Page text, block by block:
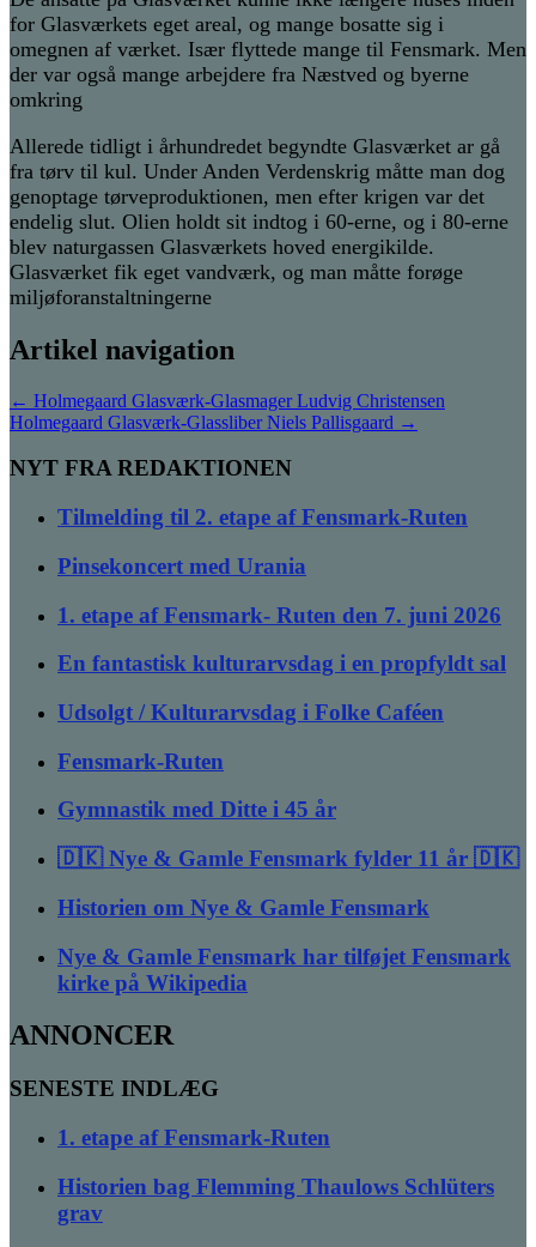
for Glasværkets eget areal, og mange bosatte sig i
omegnen af værket. Især flyttede mange til Fensmark. Men
der var også mange arbejdere fra Næstved og byerne
omkring
Allerede tidligt i århundredet begyndte Glasværket ar gå
fra tørv til kul. Under Anden Verdenskrig måtte man dog
genoptage tørveproduktionen, men efter krigen var det
endelig slut. Olien holdt sit indtog i 60-erne, og i 80-erne
blev naturgassen Glasværkets hoved energikilde.
Glasværket fik eget vandværk, og man måtte forøge
miljøforanstaltningerne
Artikel navigation
← Holmegaard Glasværk-Glasmager Ludvig Christensen
Holmegaard Glasværk-Glassliber Niels Pallisgaard →
NYT FRA REDAKTIONEN
Tilmelding til 2. etape af Fensmark-Ruten
Pinsekoncert med Urania
1. etape af Fensmark- Ruten den 7. juni 2026
En fantastisk kulturarvsdag i en propfyldt sal
Udsolgt / Kulturarvsdag i Folke Caféen
Fensmark-Ruten
Gymnastik med Ditte i 45 år
🇩🇰 Nye & Gamle Fensmark fylder 11 år 🇩🇰
Historien om Nye & Gamle Fensmark
Nye & Gamle Fensmark har tilføjet Fensmark
kirke på Wikipedia
ANNONCER
SENESTE INDLÆG
1. etape af Fensmark-Ruten
Historien bag Flemming Thaulows Schlüters
grav